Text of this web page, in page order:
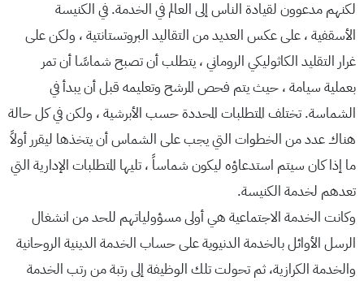
لكنهم مدعوون لقيادة الناس إلى العالم في الخدمة. في الكنيسة
الأسقفية ، على عكس العديد من التقاليد البروتستانتية ، ولكن على
غرار التقليد الكاثوليكي الروماني ، يتطلب أن تصبح شماسًا أن تمر
بعملية سيامة ، حيث يتم فحص المرشح وتعليمه قبل أن يبدأ في
الشماسة. تختلف المتطلبات المحددة حسب الأبرشية ، ولكن في كل حالة
هناك عدد من الخطوات التي يجب على الشماس أن يتخذها ليقرر أولاً
ما إذا كان سيتم استدعاؤه ليكون شماساً ، تليها المتطلبات الإدارية التي
تعدهم لخدمة الكنيسة.
وكانت الخدمة الاجتماعية هي أولى مسؤولياتهم للحد من انشغال
الرسل الأوائل بالخدمة الدنيوية على حساب الخدمة الدينية الروحانية
والخدمة الكرازية، ثم تحولت تلك الوظيفة إلى رتبة من رتب الخدمة